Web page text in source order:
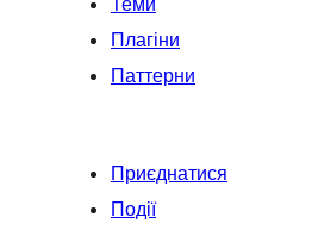
Плагіни
Паттерни
Приєднатися
Події